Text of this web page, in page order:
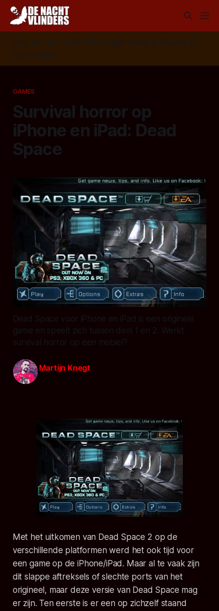
Volg ons op: 📣 RSS 📰 Google News 🦋 Bluesky
✉️
Nieuwsbrief
GAMES
Survival horror op
iPhone en iPad: Dead
Space
Dead Space voor iPhone en iPad is een originele
game en speelt zich tussen deel 1 en 2. Werkt
survival horror op een mobiel?
Martijn Knegt
Met het uitkomen van Dead Space 2 op de
verschillende platformen werd het ook tijd voor
een game op de iPhone/iPad. Maar al te vaak zijn
dit slappe aftreksels of slechte ports van het
origineel, maar deze versie van Dead Space mag
er zijn. Ten eerste is er een op zichzelf staand